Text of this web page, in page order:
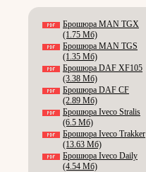
Брошюра MAN TGX
(1.75 Мб)
Брошюра MAN TGS
(1.35 Мб)
Брошюра DAF XF105
(3.38 Мб)
Брошюра DAF CF
(2.89 Мб)
Брошюра Iveco Stralis
(6.5 Мб)
Брошюра Iveco Trakker
(13.63 Мб)
Брошюра Iveco Daily
(4.54 Мб)